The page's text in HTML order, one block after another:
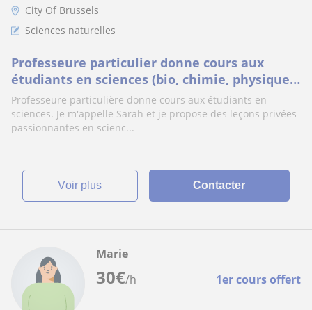
City Of Brussels
Sciences naturelles
Professeure particulier donne cours aux
étudiants en sciences (bio, chimie, physique
pour le collège et lycée) pour les primaires
Professeure particulière donne cours aux étudiants en
sciences. Je m'appelle Sarah et je propose des leçons privées
passionnantes en scienc...
voir plus Contacter
30€/h 1er cours offert
Marie